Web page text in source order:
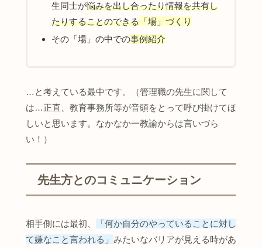
生同士が悩みを出し合ったり情報を共有し
たりすることのできる 「場」 づくり
その「場」の中での事例紹介
…と考えている最中です。（管理職の先生に関して
は…正直、教育事務所等が音頭をとって呼び掛けてほ
しいと思います。なかなか一教諭からは言いづら
い！）
先生方とのコミュニケーション
相手側には最初、
「何か自分のやっていることに対し
て嫌なこと言われる」 みたいなバリアが見える時があ